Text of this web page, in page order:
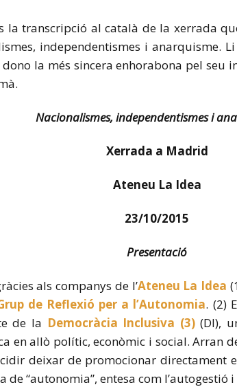
la transcripció al català de la xerrada
independentismes i anarquisme.
la més sincera enhorabona pel seu
Nacionalismes, independentismes i
Xerrada a Madrid
Ateneu La Idea
23/10/2015
Presentació
als companys de l’Ateneu La Idea
de Reflexió per a l’Autonomia. (2)
de la Democràcia Inclusiva (3)(DI),
en allò polític, econòmic i social. Arran
deixar de promocionar directament
“autonomia”, entesa com l’autogestió